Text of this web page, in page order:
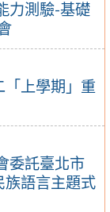
力測驗-基礎
「上學期」重
委託臺北市
族語言主題式